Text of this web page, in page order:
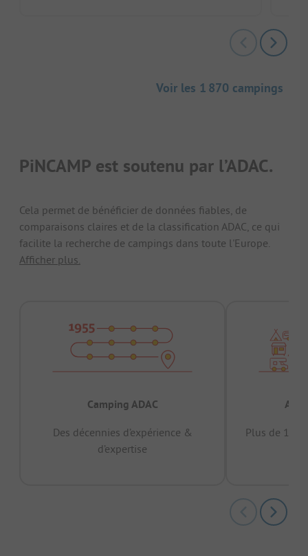
Voir les 1 870 campings
PiNCAMP est soutenu par l’ADAC.
Cela permet de bénéficier de données fiables, de
comparaisons claires et de la classification ADAC, ce qui
facilite la recherche de campings dans toute l'Europe.
Afficher plus.
Camping ADAC
Des décennies d’expérience &
d’expertise
Plus de 15